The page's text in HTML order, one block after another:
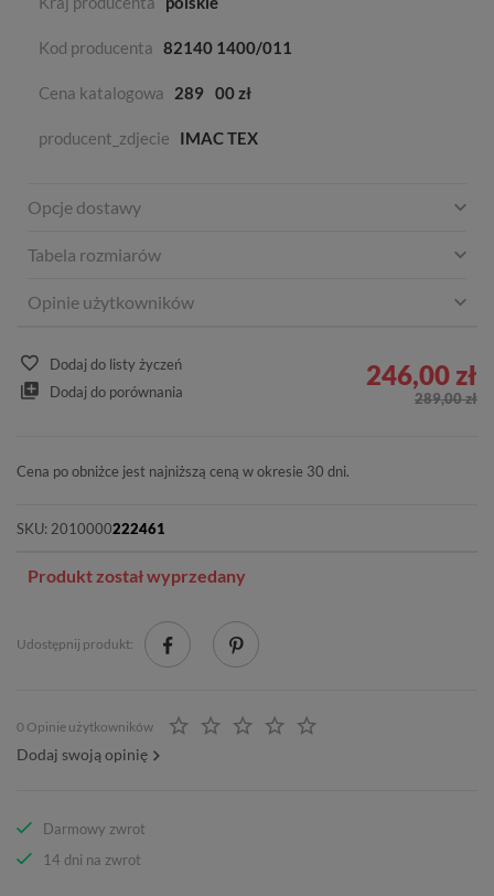
Kod producenta 82140 1400/011
Cena katalogowa 289 00 zł
producent_zdjecie IMAC TEX
Opcje dostawy
Tabela rozmiarów
Opinie użytkowników
Dodaj do listy życzeń
Dodaj do porównania
246,00 zł
289,00 zł
Cena po obniżce jest najniższą ceną w okresie 30 dni.
SKU: 2010000222461
Produkt został wyprzedany
Udostępnij produkt:
0 Opinie użytkowników
Dodaj swoją opinię
Darmowy zwrot
14 dni na zwrot